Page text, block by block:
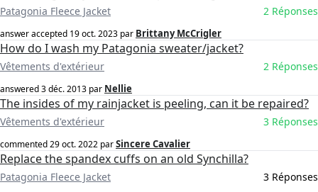
Patagonia Fleece Jacket 2 Réponses
answer accepted 19 oct. 2023 par Brittany McCrigler
How do I wash my Patagonia sweater/jacket?
Vêtements d'extérieur 2 Réponses
answered3 déc. 2013 par Nellie
The insides of my rainjacket is peeling, can it be repaired?
Vêtements d'extérieur 3 Réponses
commented29 oct. 2022 parSincere Cavalier
Replace the spandex cuffs on an old Synchilla?
Patagonia Fleece Jacket 3 Réponses